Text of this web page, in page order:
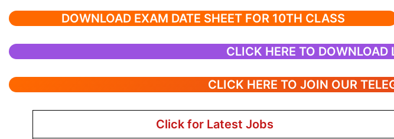
DOWNLOAD EXAM DATE SHEET FOR 10TH CLASS
CLICK HERE TO DOWNLOAD
CLICK HERE TO JOIN OUR
Click for Latest Jobs